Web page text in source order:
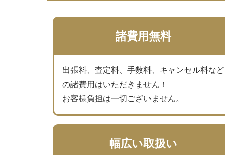
諸費用無料
出張料、査定料、手数料、キャンセル料など
の諸費用はいただきません！
お客様負担は一切ございません。
幅広い取扱い